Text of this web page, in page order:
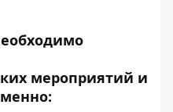
мероприятий и